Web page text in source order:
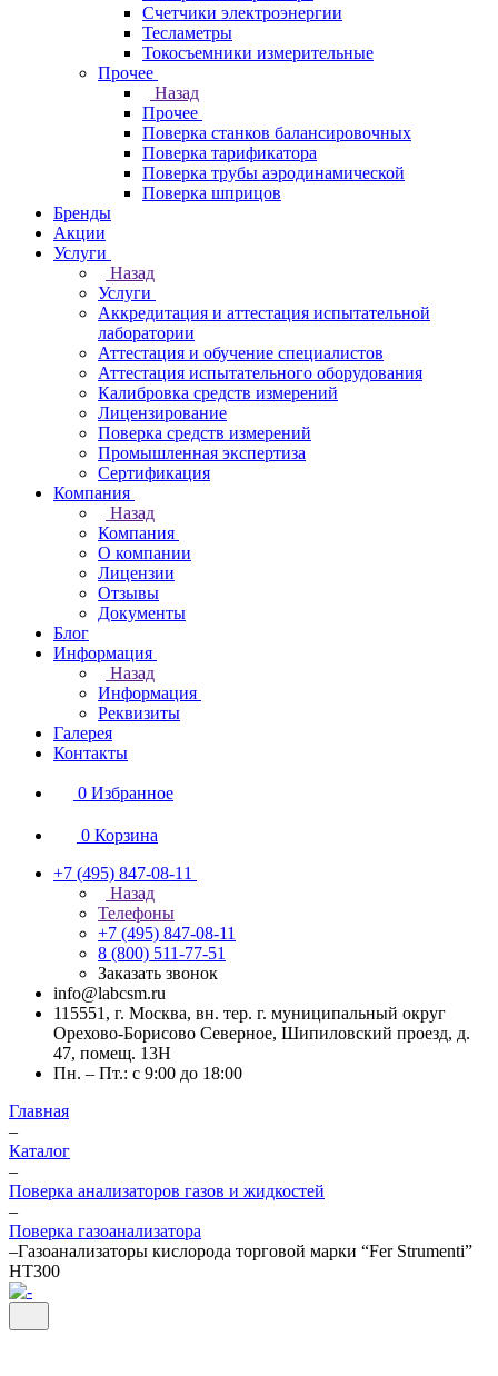
Счетчики электроэнергии
Тесламетры
Токосъемники измерительные
Прочее
Назад
Прочее
Поверка станков балансировочных
Поверка тарификатора
Поверка трубы аэродинамической
Поверка шприцов
Бренды
Акции
Услуги
Назад
Услуги
Аккредитация и аттестация испытательной
лаборатории
Аттестация и обучение специалистов
Аттестация испытательного оборудования
Калибровка средств измерений
Лицензирование
Поверка средств измерений
Промышленная экспертиза
Сертификация
Компания
Назад
Компания
О компании
Лицензии
Отзывы
Документы
Блог
Информация
Назад
Информация
Реквизиты
Галерея
Контакты
0 Избранное
0 Корзина
+7 (495) 847-08-11
Назад
Телефоны
+7 (495) 847-08-11
8 (800) 511-77-51
Заказать звонок
info@labcsm.ru
115551, г. Москва, вн. тер. г. муниципальный округ
Орехово-Борисово Северное, Шипиловский проезд, д.
47, помещ. 13Н
Пн. – Пт.: с 9:00 до 18:00
Главная
–
Каталог
–
Поверка анализаторов газов и жидкостей
–
Поверка газоанализатора
–Газоанализаторы кислорода торговой марки “Fer Strumenti”
НT300